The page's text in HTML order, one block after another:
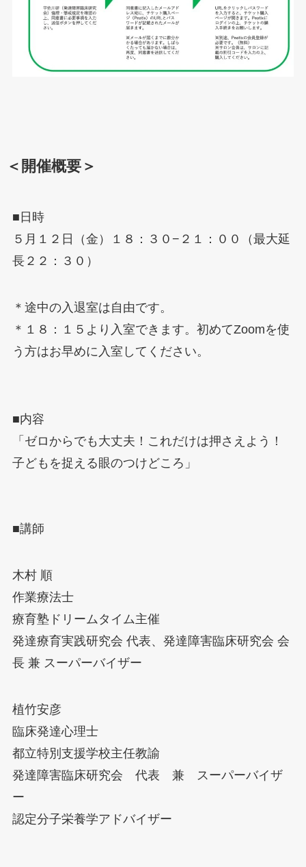
＜開催概要＞
■日時
５月１２日（金）１８：３０−２１：００（最大延
長２２：３０）
＊途中の入退室は自由です。
＊１８：１５より入室できます。初めてZoomを使
う方はお早めに入室してください。
■内容
「ゼロからでも大丈夫！これだけは押さえよう！
子どもを捉える眼のつけどころ」
■講師
木村 順
作業療法士
療育塾ドリームタイム主催
発達療育実践研究会 代表、発達障害臨床研究会 会
長 兼 スーパーバイザー
植竹安彦
臨床発達心理士
都立特別支援学校主任教諭
発達障害臨床研究会 代表 兼 スーパーバイザ
ー
認定分子栄養学アドバイザー